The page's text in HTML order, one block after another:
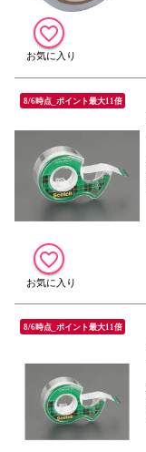
8/6時点_ポイント最大11倍
8/6時点_ポイント最大11倍